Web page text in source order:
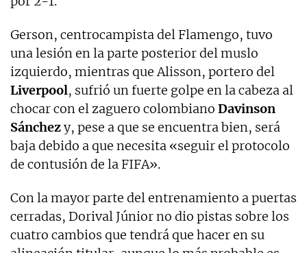
Gerson, centrocampista del Flamengo, tuvo
una lesión en la parte posterior del muslo
izquierdo, mientras que Alisson, portero del
Liverpool, sufrió un fuerte golpe en la cabeza al
chocar con el zaguero colombiano Davinson
Sánchezy, pese a que se encuentra bien, será
baja debido a que necesita «seguir el protocolo
de contusión de la FIFA».
Con la mayor parte del entrenamiento a puertas
cerradas, Dorival Júnior no dio pistas sobre los
cuatro cambios que tendrá que hacer en su